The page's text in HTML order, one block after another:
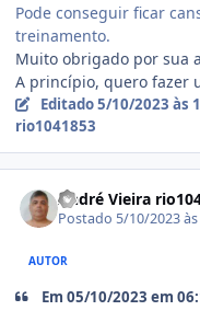
Pode conseguir ficar
treinamento.
Muito obrigado por sua
A princípio, quero fazer
Editado5/10/2023 às
rio1041853
André Vieira
Postado 5/10/2023
AUTOR
Em 05/10/2023 em